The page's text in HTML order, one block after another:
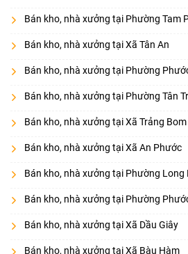
Bán kho, nhà xưởng tại Phường Tam
Bán kho, nhà xưởng tại Xã Tân An
Bán kho, nhà xưởng tại Phường
Bán kho, nhà xưởng tại Phường Tân
Bán kho, nhà xưởng tại Xã Trảng Bom
Bán kho, nhà xưởng tại Xã An Phước
Bán kho, nhà xưởng tại Phường Long
Bán kho, nhà xưởng tại Phường
Bán kho, nhà xưởng tại Xã Dầu Giây
Bán kho, nhà xưởng tại Xã Bàu Hàm